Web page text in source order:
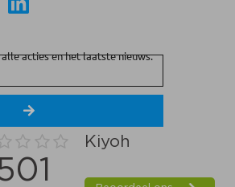
acties en het laatste nieuws.